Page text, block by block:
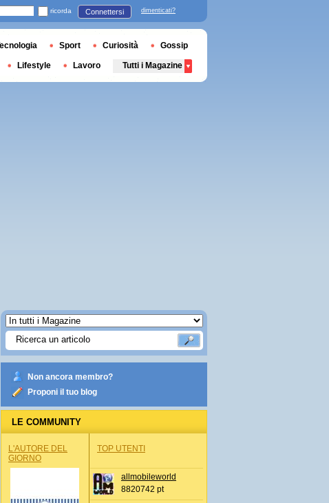
Non ancora membro?
Proponi il tuo blog
LE COMMUNITY
L'AUTORE DEL
GIORNO
TOP UTENTI
allmobileworld
8820742 pt
ricorda Connettersi dimenticati?
Sport Curiosità Gossip
Lifestyle Lavoro Tutti i Magazine